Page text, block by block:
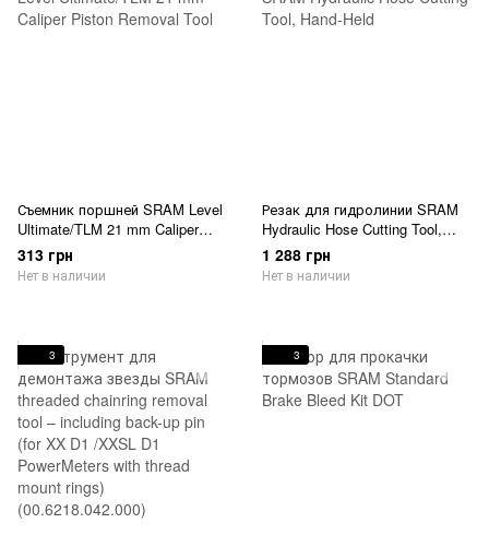
Съемник поршней SRAM Level
Ultimate/TLM 21 mm Caliper
Piston Removal Tool
313 грн
Нет в наличии
Резак для гидролинии SRAM
Hydraulic Hose Cutting Tool,
Hand-Held
1 288 грн
Нет в наличии
3 3